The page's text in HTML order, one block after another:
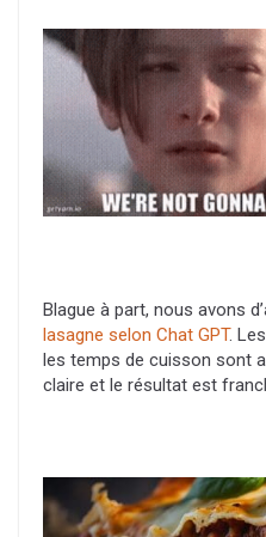
Blague à part, nous avons
lasagne selon Chat GPT.
les temps de cuisson sont
claire et le résultat est